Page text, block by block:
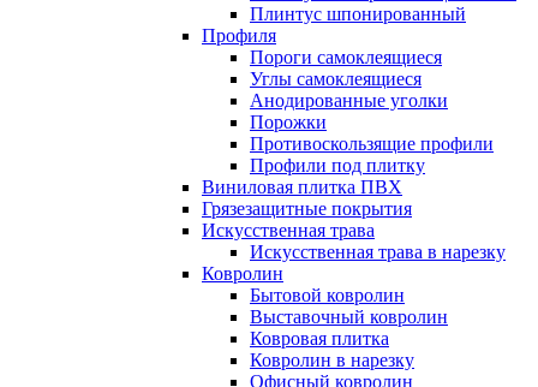
Плинтус шпонированный
Профиля
Пороги самоклеящиеся
Углы самоклеящиеся
Анодированные уголки
Порожки
Противоскользящие профили
Профили под плитку
Виниловая плитка ПВХ
Грязезащитные покрытия
Искусственная трава
Искусственная трава в нарезку
Ковролин
Бытовой ковролин
Выставочный ковролин
Ковровая плитка
Ковролин в нарезку
Офисный ковролин